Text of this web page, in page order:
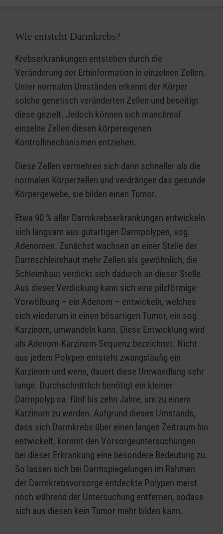
Wie entsteht Darmkrebs?
Krebserkrankungen entstehen durch die
Veränderung der Erbinformation in einzelnen Zellen.
Unter normalen Umständen erkennt der Körper
solche genetisch veränderten Zellen und beseitigt
diese gezielt. Jedoch können sich manchmal
einzelne Zellen diesen körpereigenen
Kontrollmechanismen entziehen.
Diese Zellen vermehren sich dann schneller als die
normalen Körperzellen und verdrängen das gesunde
Körpergewebe, sie bilden einen Tumor.
Etwa 90 % aller Darmkrebserkrankungen entwickeln
sich langsam aus gutartigen Darmpolypen, sog.
Adenomen. Zunächst wachsen an einer Stelle der
Darmschleimhaut mehr Zellen als gewöhnlich, die
Schleimhaut verdickt sich dadurch an dieser Stelle.
Aus dieser Verdickung kann sich eine pilzförmige
Vorwölbung – ein Adenom – entwickeln, welches
sich wiederum in einen bösartigen Tumor, ein sog.
Karzinom, umwandeln kann. Diese Entwicklung wird
als Adenom-Karzinom-Sequenz bezeichnet. Nicht
aus jedem Polypen entsteht zwangsläufig ein
Karzinom und wenn, dauert diese Umwandlung sehr
lange. Durchschnittlich benötigt ein kleiner
Darmpolyp ca. fünf bis zehn Jahre, um zu einem
Karzinom zu werden. Aufgrund dieses Umstands,
dass sich Darmkrebs über einen langen Zeitraum hin
entwickelt, kommt den Vorsorgeuntersuchungen
bei dieser Erkrankung eine besondere Bedeutung zu.
So lassen sich bei Darmspiegelungen im Rahmen
der Darmkrebsvorsorge entdeckte Polypen meist
noch während der Untersuchung entfernen, sodass
sich aus diesen kein Tumor mehr bilden kann.